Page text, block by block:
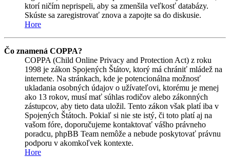
ktorí ničím neprispeli, aby sa zmenšila veľkosť databázy.
Skúste sa zaregistrovať znova a zapojte sa do diskusie.
Hore
Čo znamená COPPA?
COPPA (Child Online Privacy and Protection Act) z roku
1998 je zákon Spojených Štátov, ktorý má chrániť mládež na
internete. Na stránkach, kde je potencionálna možnosť
ukladania osobných údajov o užívateľovi, ktorému je menej
ako 13 rokov, musí mať súhlas rodičov alebo zákonných
zástupcov, aby tieto data uložil. Tento zákon však platí iba v
Spojených Štátoch. Pokiaľ si nie ste istý, či toto platí aj na
vašom fóre, doporučujeme kontaktovať vášho právneho
poradcu, phpBB Team nemôže a nebude poskytovať právnu
podporu v akomkoľvek kontexte.
Hore